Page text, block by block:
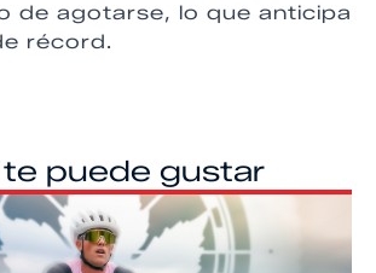
de agotarse, lo que anticipa
récord.
te puede gustar